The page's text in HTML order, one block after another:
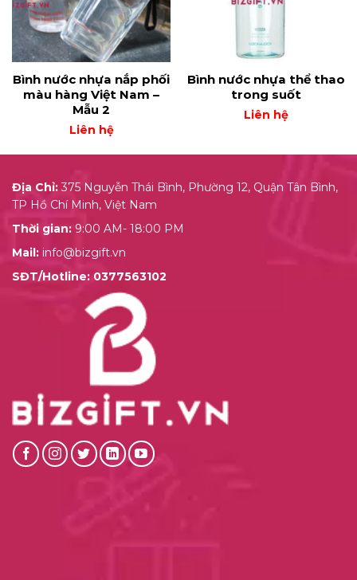
Bình nước nhựa nắp phối
màu hàng Việt Nam –
Mẫu 2
Liên hệ
Bình nước nhựa thể thao
trong suốt
Liên hệ
Địa Chỉ:375 Nguyễn Thái Bình, Phường 12, Quận Tân Bình,
TP Hồ Chí Minh, Việt Nam
Thời gian:9:00 AM- 18:00 PM
Mail: info@bizgift.vn
SĐT/Hotline: 0377563102